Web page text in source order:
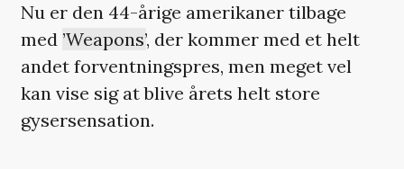
Nu er den 44-årige amerikaner tilbage
med ’Weapons’, der kommer med et helt
andet forventningspres, men meget vel
kan vise sig at blive årets helt store
gysersensation.